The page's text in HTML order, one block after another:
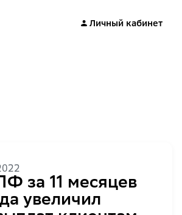
Личный кабинет
за 11 месяцев
увеличил